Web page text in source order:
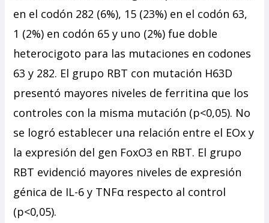
en el codón 282 (6%), 15 (23%) en el codón 63,
1 (2%) en codón 65 y uno (2%) fue doble
heterocigoto para las mutaciones en codones
63 y 282. El grupo RBT con mutación H63D
presentó mayores niveles de ferritina que los
controles con la misma mutación (p<0,05). No
se logró establecer una relación entre el EOx y
la expresión del gen FoxO3 en RBT. El grupo
RBT evidenció mayores niveles de expresión
génica de IL-6 y TNFα respecto al control
(p<0,05).